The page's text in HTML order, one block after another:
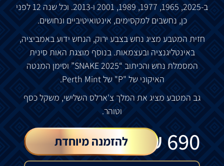
ב-2025, 1965, 1977, 1989, 2001 ו-2013. וכל שנה
לפני
כן, נחשבים למקסימים, אינטואיטיביים ונחושים.
חזית המטבע מציג נחש בצבע ירוק, הנחש ידועבאמביציה,
באינטליגנציה ובעצמאות.בנוסף מוצגת האות סינית
המסמלת נחש והכיתוב “SNAKE 2025” וסימן המנטה
האיקוני של "P" שלPerth Mint.
גב המטבע מציג את המלך צ'ארלס השלישי, משקלכסף
וטוהר.
690
₪ להזמנה מיוחדת